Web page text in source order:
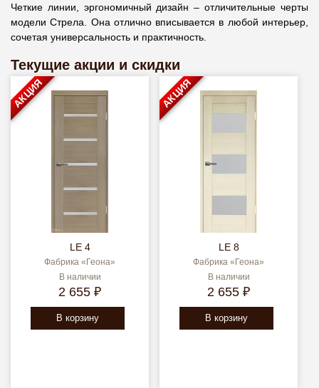
Четкие линии, эргономичный дизайн – отличительные черты
модели Стрела. Она отлично вписывается в любой интерьер,
сочетая универсальность и практичность.
Текущие акции и скидки
LE 4
Фабрика «Геона»
В наличии
2 655 ₽
В корзину
АКЦИЯ
LE 8
Фабрика «Геона»
В наличии
2 655 ₽
В корзину
АКЦИЯ